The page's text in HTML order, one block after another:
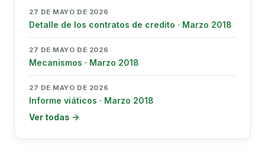
27 DE MAYO DE 2026
Detalle de los contratos de credito · Marzo 2018
27 DE MAYO DE 2026
Mecanismos · Marzo 2018
27 DE MAYO DE 2026
Informe viáticos · Marzo 2018
Ver todas →